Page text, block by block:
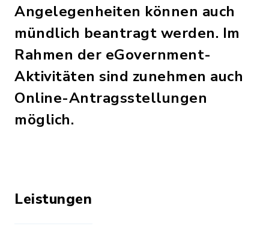
Angelegenheiten können auch
mündlich beantragt werden. Im
Rahmen der eGovernment-
Aktivitäten sind zunehmen auch
Online-Antragsstellungen
möglich.
Leistungen